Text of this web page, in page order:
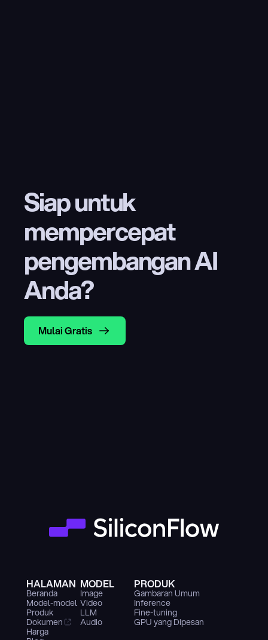
Siap untuk
mempercepat
pengembangan AI
Anda?
Mulai Gratis
HALAMAN
Beranda
Model-model
Produk
Dokumen
Harga
MODEL
Image
Video
LLM
Audio
PRODUK
Gambaran Umum
Inference
Fine-tuning
GPU yang Dipesan